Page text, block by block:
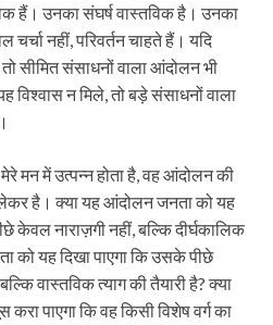
हैं। उनका संघर्ष वास्तविक है। उनका
नहीं, परिवर्तन चाहते हैं। यदि
सीमित संसाधनों वाला आंदोलन भी
विश्वास न मिले, तो बड़े संसाधनों वाला
मन में उत्पन्न होता है, वह आंदोलन की
है। क्या यह आंदोलन जनता को यह
केवल नाराज़गी नहीं, बल्कि दीर्घकालिक
को यह दिखा पाएगा कि उसके पीछे
वास्तविक त्याग की तैयारी है? क्या
पाएगा कि वह किसी विशेष वर्ग का